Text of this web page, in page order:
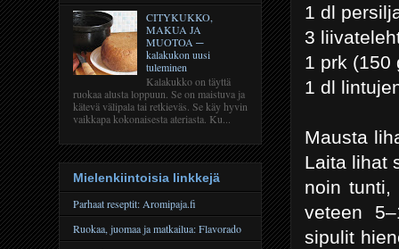
1 dl
3
1 prk (150
1 dl
Mausta
Laita lihat
noin tunti,
veteen
sipulit
CITYKUKKO,
MAKUA JA
MUOTOA ─
kalakukon uusi
tuleminen
Kalakukko on täyttä
ruokaa alusta loppuun. Se on maistuva ja
kätevä välipala tai retkieväs. Se käy hyvin
vaikkapa kokonaisesta ateriasta. Ku...
Mielenkiintoisia linkkejä
Parhaat reseptit: Aromipaja.fi
Ruokaa, juomaa ja matkailua: Flavorado